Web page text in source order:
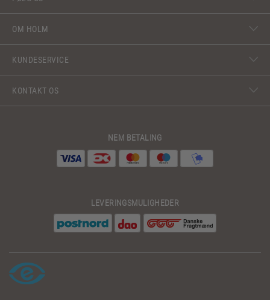
OM HOLM
KUNDESERVICE
KONTAKT OS
NEM BETALING
LEVERINGSMULIGHEDER